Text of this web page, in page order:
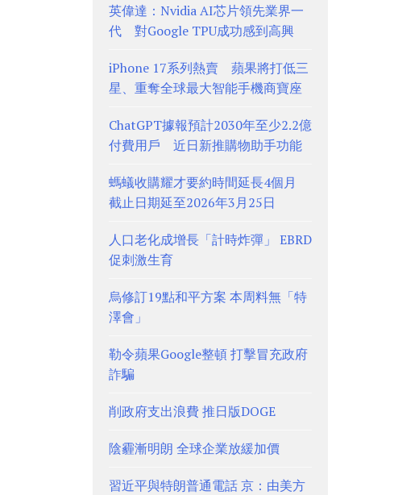
英偉達：Nvidia AI芯片領先業界一
代 對Google TPU成功感到高興
iPhone 17系列熱賣 蘋果將打低三
星、重奪全球最大智能手機商寶座
ChatGPT據報預計2030年至少2.2億
付費用戶 近日新推購物助手功能
螞蟻收購耀才要約時間延長4個月
截止日期延至2026年3月25日
人口老化成增長「計時炸彈」 EBRD
促刺激生育
烏修訂19點和平方案 本周料無「特
澤會」
勒令蘋果Google整頓 打擊冒充政府
詐騙
削政府支出浪費 推日版DOGE
陰霾漸明朗 全球企業放緩加價
習近平與特朗普通電話 京：由美方